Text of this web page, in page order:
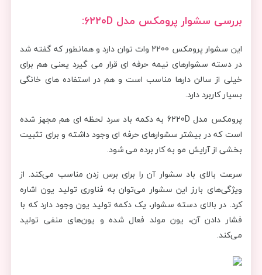
بررسی سشوار پرومکس مدل ۶۲۲۰D:
این سشوار پرومکس 2200 وات توان دارد و همانطور که گفته شد
در دسته سشوارهای نیمه حرفه ای قرار می گیرد یعنی هم برای
خیلی از سالن دارها مناسب است و هم در استفاده های خانگی
بسیار کاربرد دارد.
پرومکس مدل 6220D به دکمه باد سرد لحظه ای هم مجهز شده
است که در بیشتر سشوارهای حرفه ای وجود داشته و برای تثبیت
بخشی از آرایش مو به کار برده می شود.
سرعت بالای باد سشوار آن را برای برس زدن مناسب می‌کند. از
ویژگی‌های بارز این سشوار می‌توان به فناوری تولید یون اشاره
کرد. در بالای دسته سشوار، یک دکمه تولید یون وجود دارد که با
فشار دادن آن، یون مولد فعال شده و یون‌های منفی تولید
می‌کند.